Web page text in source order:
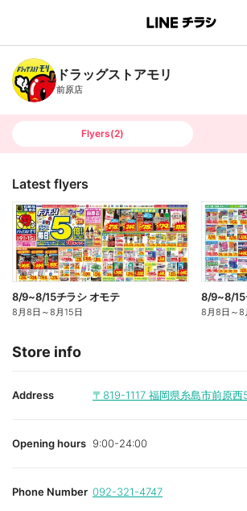
B
n
c
h
T
ドラッグストアモリ
前原店
Flyers(2)
Latest flyers
8/9~8/15チラシ オモテ
8月8日 ～8月15日
8/9~8/15
8月8日 ～8
Store info
Address 〒819-1117 福岡県糸島市前原西
Opening hours 9:00-24:00
Phone Number 092-321-4747